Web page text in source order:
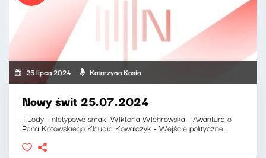
25 lipca 2024 Katarzyna Kasia
Nowy świt 25.07.2024
- Lody - nietypowe smaki Wiktoria Wichrowska - Awantura o
Pana Kotowskiego Klaudia Kowalczyk - Wejście polityczne...